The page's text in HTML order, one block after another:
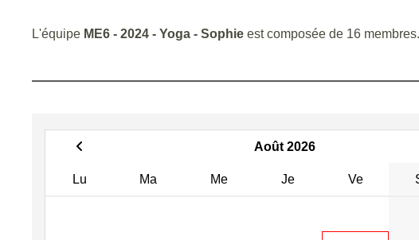
L'équipe ME6 - 2024 - Yoga - Sophie est composée de 16 membres.
Août 2026
Lu Ma Me Je Ve